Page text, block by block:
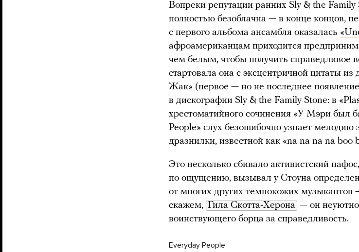
Вопреки репутации ранних Sly & the
полностью безоблачна — в конце концов,
с первого альбома ансамбля оказалась
афроамериканцам приходится
чем белым, чтобы получить справедливое
стартовала она с эксцентричной цитаты из
Жак» (первое — но не последнее
в дискографии Sly & the Family Stone: в
хрестоматийного сочинения «У Мэри был
People» слух безошибочно узнает мелодию
дразнилки, известной как «na na na na boo
Это несколько сбивало активистский
по ощущению, вызывал у Стоуна
от многих других темнокожих
скажем, Гила Скотта-Херона — он неуютно
воинствующего борца за справедливость.
Everyday People